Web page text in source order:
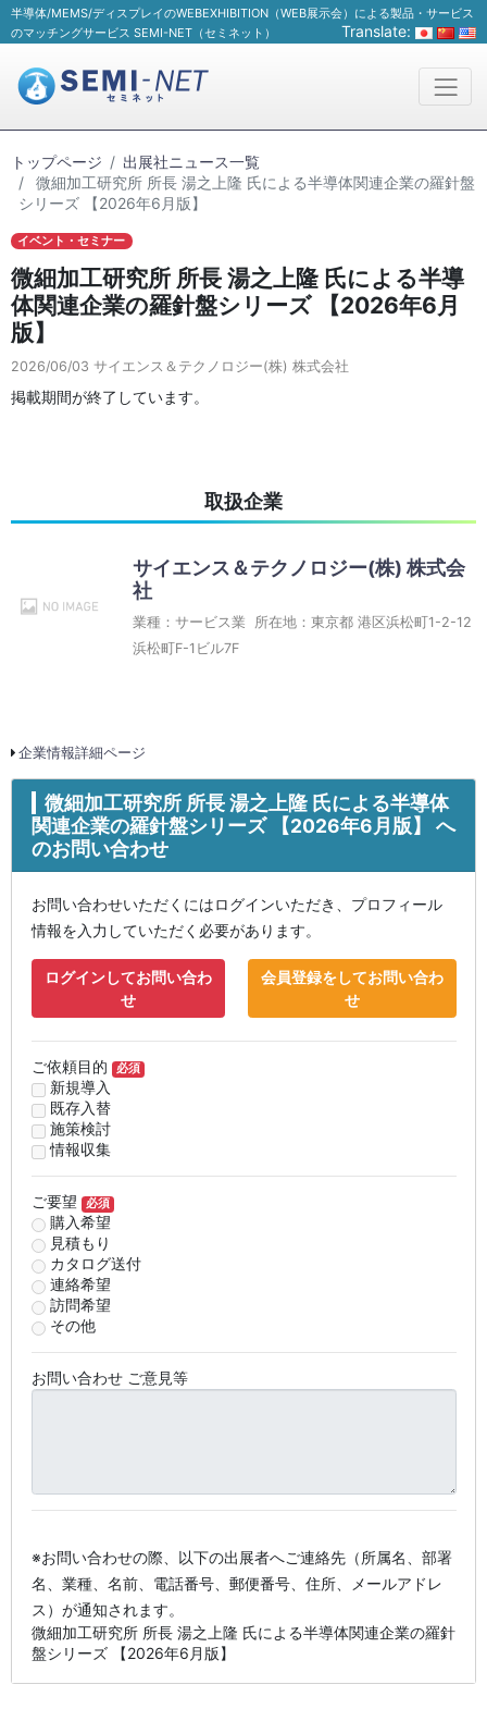
半導体/MEMS/ディスプレイのWEBEXHIBITION（WEB展示会）による製品・サービス
のマッチングサービス SEMI-NET（セミネット）
Translate:
トップページ
出展社ニュース一覧
微細加工研究所 所長 湯之上隆 氏による半導体関連企業の羅針盤
シリーズ 【2026年6月版】
イベント・セミナー
微細加工研究所 所長 湯之上隆 氏による半導
体関連企業の羅針盤シリーズ 【2026年6月
版】
2026/06/03 サイエンス＆テクノロジー(株) 株式会社
掲載期間が終了しています。
取扱企業
サイエンス＆テクノロジー(株) 株式会
社
業種：サービス業 所在地：東京都 港区浜松町1-2-12
浜松町F-1ビル7F
企業情報詳細ページ
微細加工研究所 所長 湯之上隆 氏による半導体
関連企業の羅針盤シリーズ 【2026年6月版】 へ
のお問い合わせ
お問い合わせいただくにはログインいただき、プロフィール
情報を入力していただく必要があります。
ログインしてお問い合わ
せ
会員登録をしてお問い合わ
せ
ご依頼目的 必須
新規導入
既存入替
施策検討
情報収集
ご要望 必須
購入希望
見積もり
カタログ送付
連絡希望
訪問希望
その他
お問い合わせ ご意見等
※お問い合わせの際、以下の出展者へご連絡先（所属名、部署
名、業種、名前、電話番号、郵便番号、住所、メールアドレ
ス）が通知されます。
微細加工研究所 所長 湯之上隆 氏による半導体関連企業の羅針
盤シリーズ 【2026年6月版】